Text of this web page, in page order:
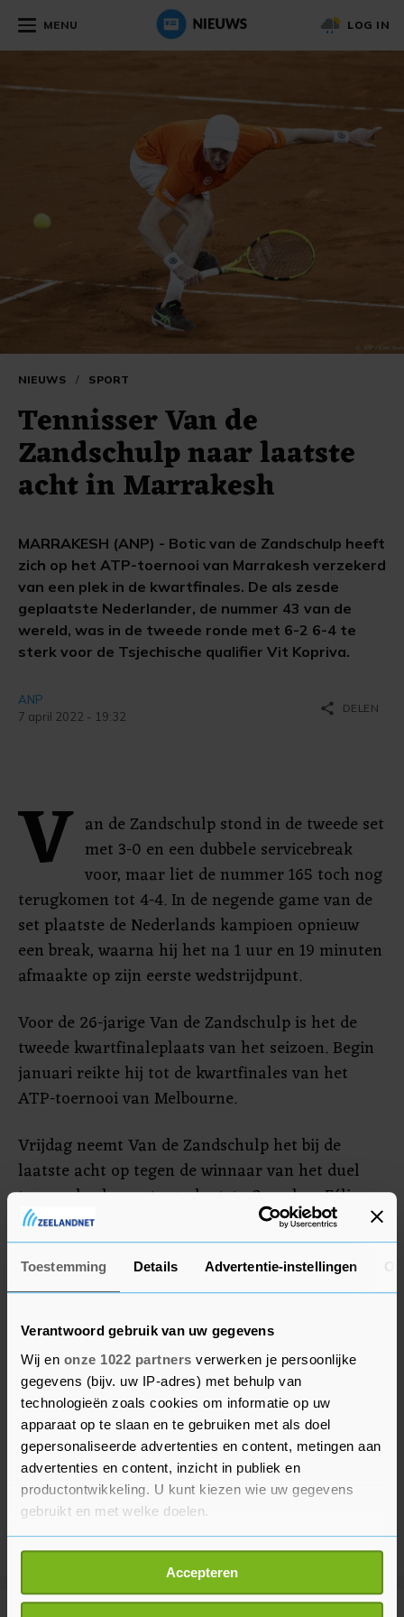
Toestemming Details Advertentie-instellingen
Verantwoord gebruik van uw gegevens
Wij en onze 1022 partners verwerken je persoonlijke
gegevens (bijv. uw IP-adres) met behulp van
technologieën zoals cookies om informatie op uw
apparaat op te slaan en te gebruiken met als doel
gepersonaliseerde advertenties en content, metingen aan
advertenties en content, inzicht in publiek en
productontwikkeling. U kunt kiezen wie uw gegevens
gebruikt en met welke doelen.
Als u het toestaat, willen we ook graag:
Informatie verzamelen over uw geografische
locatie, die tot een paar meter nauwkeurig kan zijn
Accepteren
MENU LOG IN
NIEUWS / SPORT
Tennisser Van de
Zandschulp naar laatste
acht in Marrakesh
MARRAKESH (ANP) - Botic van de Zandschulp heeft
zich op het ATP-toernooi van Marrakesh verzekerd
van een plek in de kwartfinales. De als zesde
geplaatste Nederlander, de nummer 43 van de
wereld, was in de tweede ronde met 6-2 6-4 te
sterk voor de Tsjechische qualifier Vit Kopriva.
ANP
7 april 2022 - 19:32
share DELEN
V an de Zandschulp stond in de tweede set
met 3-0 en een dubbele servicebreak
voor, maar liet de nummer 165 toch nog
terugkomen tot 4-4. In de negende game van de
set plaatste de Nederlands kampioen opnieuw
een break, waarna hij het na 1 uur en 19 minuten
afmaakte op zijn eerste wedstrijdpunt.
Voor de 26-jarige Van de Zandschulp is het de
tweede kwartfinaleplaats van het seizoen. Begin
januari reikte hij tot de kwartfinales van het
ATP-toernooi van Melbourne.
Vrijdag neemt Van de Zandschulp het bij de
laatste acht op tegen de winnaar van het duel
tussen de als eerste geplaatste Canadees Félix
Auger-Aliassime en Alex Molcan uit Slowakije.